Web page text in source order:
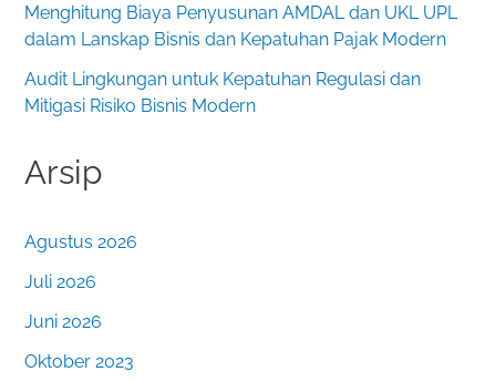
Menghitung Biaya Penyusunan AMDAL dan UKL UPL
dalam Lanskap Bisnis dan Kepatuhan Pajak Modern
Audit Lingkungan untuk Kepatuhan Regulasi dan
Mitigasi Risiko Bisnis Modern
Arsip
Agustus 2026
Juli 2026
Juni 2026
Oktober 2023